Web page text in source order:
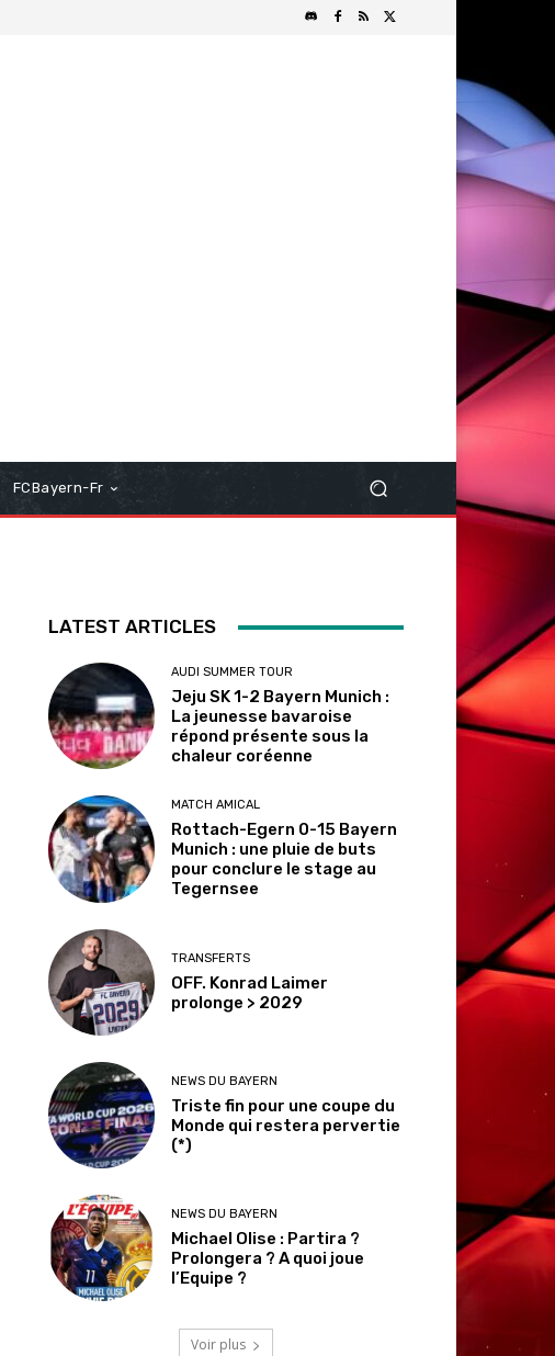
FCBayern-Fr
LATEST ARTICLES
AUDI SUMMER TOUR
Jeju SK 1-2 Bayern Munich :
La jeunesse bavaroise
répond présente sous la
chaleur coréenne
MATCH AMICAL
Rottach-Egern 0-15 Bayern
Munich : une pluie de buts
pour conclure le stage au
Tegernsee
TRANSFERTS
OFF. Konrad Laimer
prolonge > 2029
NEWS DU BAYERN
Triste fin pour une coupe du
Monde qui restera pervertie
(*)
NEWS DU BAYERN
Michael Olise : Partira ?
Prolongera ? A quoi joue
l’Equipe ?
Voir plus